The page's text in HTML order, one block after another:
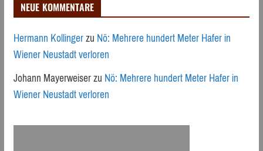
NEUE KOMMENTARE
Hermann KollingerzuNö: Mehrere hundert Meter Hafer in
Wiener Neustadt verloren
Johann MayerweiserzuNö: Mehrere hundert Meter Hafer in
Wiener Neustadt verloren